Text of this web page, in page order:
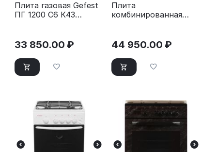
Плита газовая Gefest
ПГ 1200 С6 К43
33 850.00 ₽
Плита
комбинированная
44 950.00 ₽